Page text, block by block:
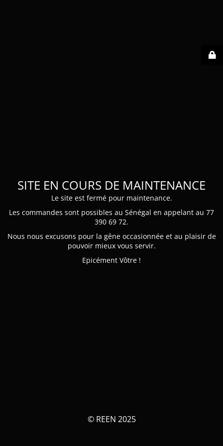
SITE EN COURS DE MAINTENANCE
Le site est fermé pour maintenance.
Les commandes sont possibles au Sénégal en appelant au 77
390 69 72.
Nous nous excusons pour la gêne occasionnée et au plaisir de
pouvoir mieux vous servir.
Epicément Vôtre !
© REEN 2025